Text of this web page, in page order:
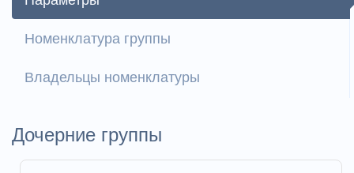
Номенклатура группы
Владельцы номенклатуры
Дочерние группы